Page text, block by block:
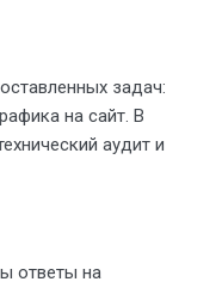
задач:
на сайт. В
аудит и
ответы на